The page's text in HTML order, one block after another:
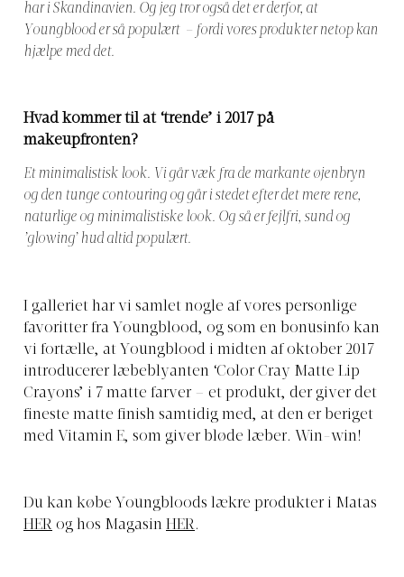
har i Skandinavien. Og jeg tror også det er derfor, at
Youngblood er så populært – fordi vores produkter netop kan
hjælpe med det.
Hvad kommer til at ‘trende’ i 2017 på
makeupfronten?
Et minimalistisk look. Vi går væk fra de markante øjenbryn
og den tunge contouring og går i stedet efter det mere rene,
naturlige og minimalistiske look. Og så er fejlfri, sund og
’glowing’ hud altid populært.
I galleriet har vi samlet nogle af vores personlige
favoritter fra Youngblood, og som en bonusinfo kan
vi fortælle, at Youngblood i midten af oktober 2017
introducerer læbeblyanten ‘Color Cray Matte Lip
Crayons’ i 7 matte farver – et produkt, der giver det
fineste matte finish samtidig med, at den er beriget
med Vitamin E, som giver bløde læber. Win-win!
Du kan købe Youngbloods lækre produkter i Matas
HER og hos Magasin HER.